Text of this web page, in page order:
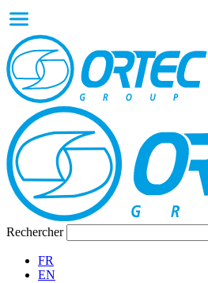
Rechercher
FR
EN